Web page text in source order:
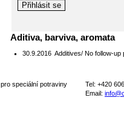
Aditiva, barviva, aromata
30.9.2016 Additives/ No follow-up
speciální potraviny
Tel: +420
Email: